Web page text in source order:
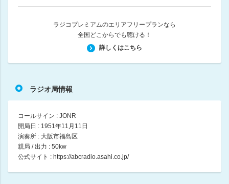
ドッキリ！ハッキリ！三代澤康司です(1)
10:00 ～ 11:00
ドッキリ！ハッキリ！三代澤康司です(3)
三代澤康司／桂南天
11:00 ～ 12:00
ますだおかだ増田のラジオハンター(1)
ラジコプレミアムのエリアフリープランなら
全国どこからでも聴ける！
詳しくはこちら
ラジオ局情報
コールサイン : JONR
開局日 : 1951年11月11日
演奏所 : 大阪市福島区
親局 / 出力 : 50kw
公式サイト : https://abcradio.asahi.co.jp/